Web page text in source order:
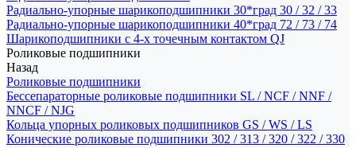
Радиально-упорные шарикоподшипники 30*град 30 / 32 / 33
Радиально-упорные шарикоподшипники 40*град 72 / 73 / 74
Шарикоподшипники с 4-х точечным контактом QJ
Роликовые подшипники
Назад
Роликовые подшипники
Бессепараторные роликовые подшипники SL / NCF / NNF /
NNCF / NJG
Кольца упорных роликовых подшипников GS / WS / LS
Конические роликовые подшипники 302 / 313 / 320 / 322 / 330